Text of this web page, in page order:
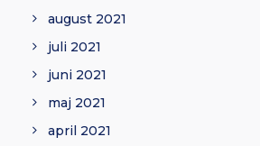
august 2021
juli 2021
juni 2021
maj 2021
april 2021